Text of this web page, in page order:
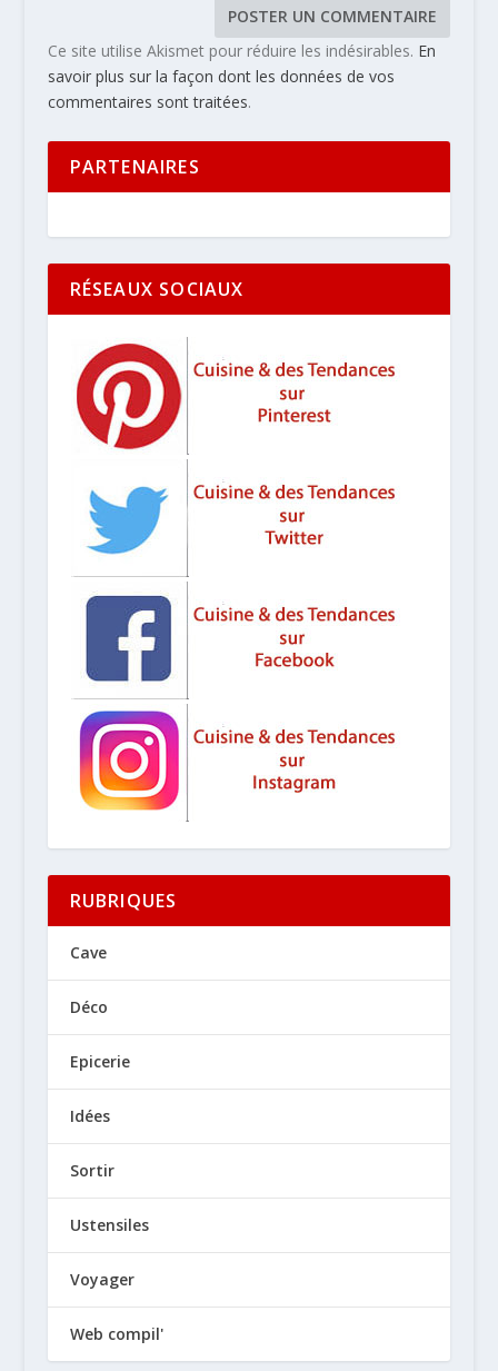
Ce site utilise Akismet pour réduire les indésirables. En
savoir plus sur la façon dont les données de vos
commentaires sont traitées.
PARTENAIRES
RÉSEAUX SOCIAUX
RUBRIQUES
Cave
Déco
Epicerie
Idées
Sortir
Ustensiles
Voyager
Web compil'